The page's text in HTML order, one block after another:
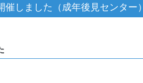
しました（成年後見センタ